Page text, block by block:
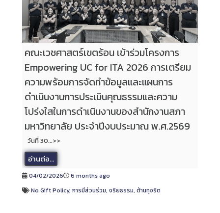
คณะเวชศาสตร์เขตร้อน เข้าร่วมโครงการ
Empowering UC for ITA 2026 การเตรียม
ความพร้อมการจัดทำข้อมูลและแผนการ
ดำเนินงานการประเมินคุณธรรมและความ
โปร่งใสในการดำเนินงานของสำนักงานสภา
มหาวิทยาลัย ประจำปีงบประมาณ พ.ศ.2569
วันที่ 30...>>
อ่านต่อ...
04/02/2026
6 months ago
No Gift Policy, การมีส่วนร่วม, จริยธรรม, ต้านทุจริต